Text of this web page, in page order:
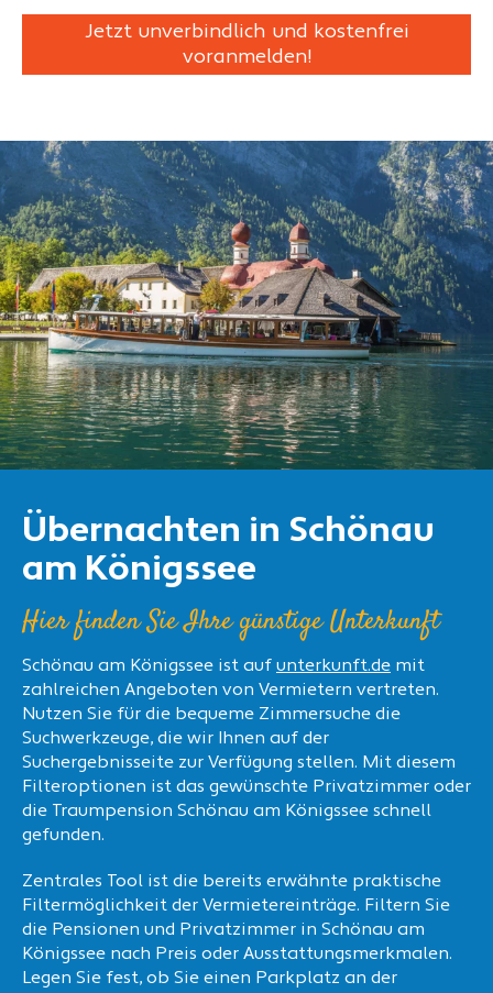
Jetzt unverbindlich und kostenfrei
voranmelden!
Übernachten in Schönau
am Königssee
Hier finden Sie Ihre günstige Unterkunft
Schönau am Königssee ist auf unterkunft.de mit
zahlreichen Angeboten von Vermietern vertreten.
Nutzen Sie für die bequeme Zimmersuche die
Suchwerkzeuge, die wir Ihnen auf der
Suchergebnisseite zur Verfügung stellen. Mit diesem
Filteroptionen ist das gewünschte Privatzimmer oder
die Traumpension Schönau am Königssee schnell
gefunden.
Zentrales Tool ist die bereits erwähnte praktische
Filtermöglichkeit der Vermietereinträge. Filtern Sie
die Pensionen und Privatzimmer in Schönau am
Königssee nach Preis oder Ausstattungsmerkmalen.
Legen Sie fest, ob Sie einen Parkplatz an der